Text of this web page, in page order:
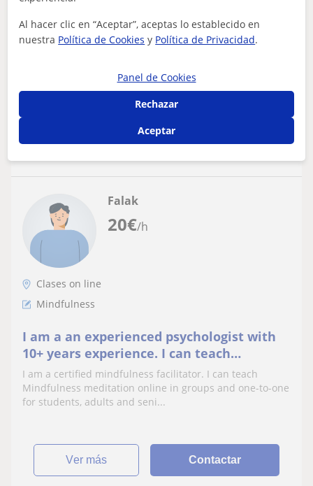
Instructora especializada en Mindfulnes y
control del estrés, estudiante del grado
en psicología. Creadora de talleres y
Estudio el Grado en Psicología y cuento con formación en
Imparto talleres y clases ad...
20€/h
Falak
Clases on line
Mindfulness
I am a an experienced psychologist with
10+ years experience. I can teach
Mindfulness Meditatation online.
I am a certified mindfulness facilitator. I can teach
Mindfulness meditation online in groups and one-to-one
for students, adults and seni...
ver más Contactar
Al hacer clic en “Aceptar”, aceptas lo establecido en
nuestra Política de Cookies y Política de Privacidad.
Panel de Cookies
Rechazar
Aceptar